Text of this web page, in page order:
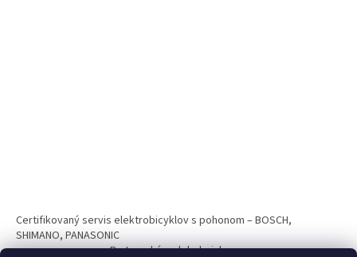
Certifikovaný servis elektrobicyklov s pohonom – BOSCH,
SHIMANO, PANASONIC
Partnerský web hokejshop.eu